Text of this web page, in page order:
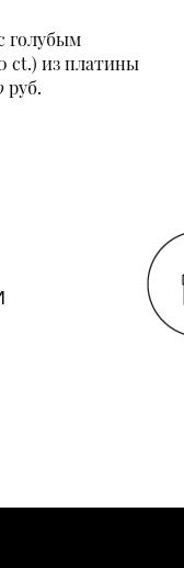
голубым
ct.) из платины
руб.